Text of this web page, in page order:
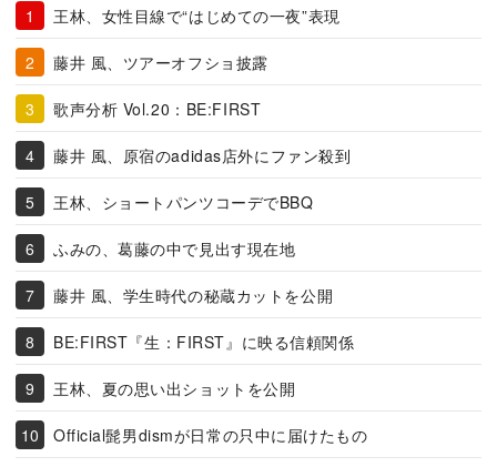
王林、女性目線で“はじめての一夜”表現
藤井 風、ツアーオフショ披露
歌声分析 Vol.20：BE:FIRST
藤井 風、原宿のadidas店外にファン殺到
王林、ショートパンツコーデでBBQ
ふみの、葛藤の中で見出す現在地
藤井 風、学生時代の秘蔵カットを公開
BE:FIRST『生：FIRST』に映る信頼関係
王林、夏の思い出ショットを公開
Official髭男dismが日常の只中に届けたもの